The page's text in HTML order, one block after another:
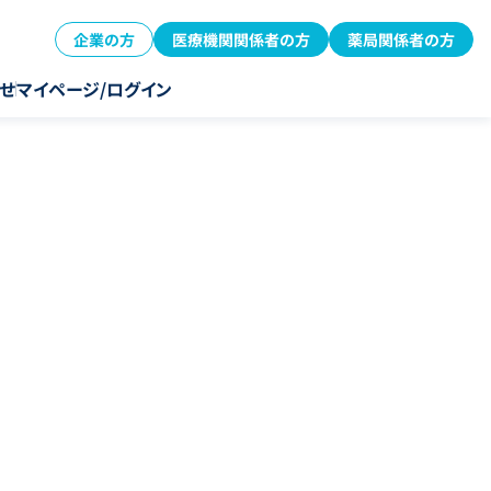
企業の方 医療機関関係者の方 薬局関係者の方
マイページ/ログイン